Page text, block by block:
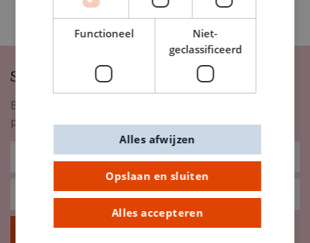
Schrijf je in op onze nieuwsbrief
Blijf op de hoogte van nieuwigheden, inspiratie,
promoties en meer!
Inschrijven
Functioneel
Niet-
geclassificeerd
Opslaan en sluiten
Alles accepteren
Alles afwijzen